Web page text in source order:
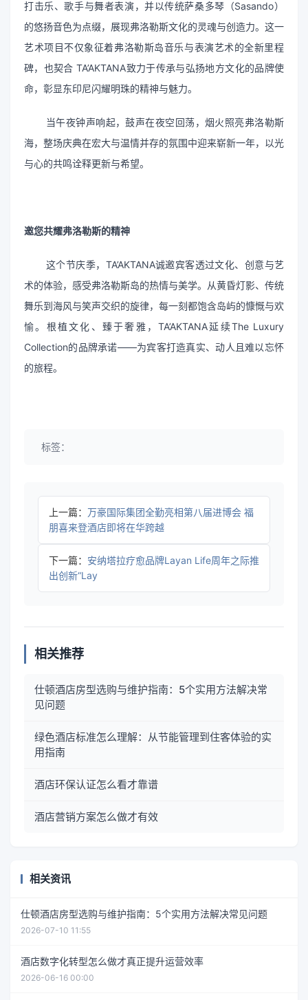
打击乐、歌手与舞者表演，并以传统萨桑多琴（Sasando）
的悠扬音色为点缀，展现弗洛勒斯文化的灵魂与创造力。这一
艺术项目不仅象征着弗洛勒斯岛音乐与表演艺术的全新里程
碑，也契合 TA’AKTANA致力于传承与弘扬地方文化的品牌使
命，彰显东印尼闪耀明珠的精神与魅力。
当午夜钟声响起，鼓声在夜空回荡，烟火照亮弗洛勒斯
海，整场庆典在宏大与温情并存的氛围中迎来崭新一年，以光
与心的共鸣诠释更新与希望。
邀您共耀弗洛勒斯的精神
这个节庆季，TA’AKTANA诚邀宾客透过文化、创意与艺
术的体验，感受弗洛勒斯岛的热情与美学。从黄昏灯影、传统
舞乐到海风与笑声交织的旋律，每一刻都饱含岛屿的慷慨与欢
愉。根植文化、臻于奢雅，TA’AKTANA延续The Luxury
Collection的品牌承诺——为宾客打造真实、动人且难以忘怀
的旅程。
标签：
上一篇： 万豪国际集团全勤亮相第八届进博会 福
朋喜来登酒店即将在华跨越
下一篇： 安纳塔拉疗愈品牌Layan Life周年之际推
出创新“Lay
相关推荐
仕顿酒店房型选购与维护指南：5个实用方法解决常
见问题
绿色酒店标准怎么理解：从节能管理到住客体验的实
用指南
酒店环保认证怎么看才靠谱
酒店营销方案怎么做才有效
相关资讯
仕顿酒店房型选购与维护指南：5个实用方法解决常见问题
2026-07-10 11:55
酒店数字化转型怎么做才真正提升运营效率
2026-06-16 00:00